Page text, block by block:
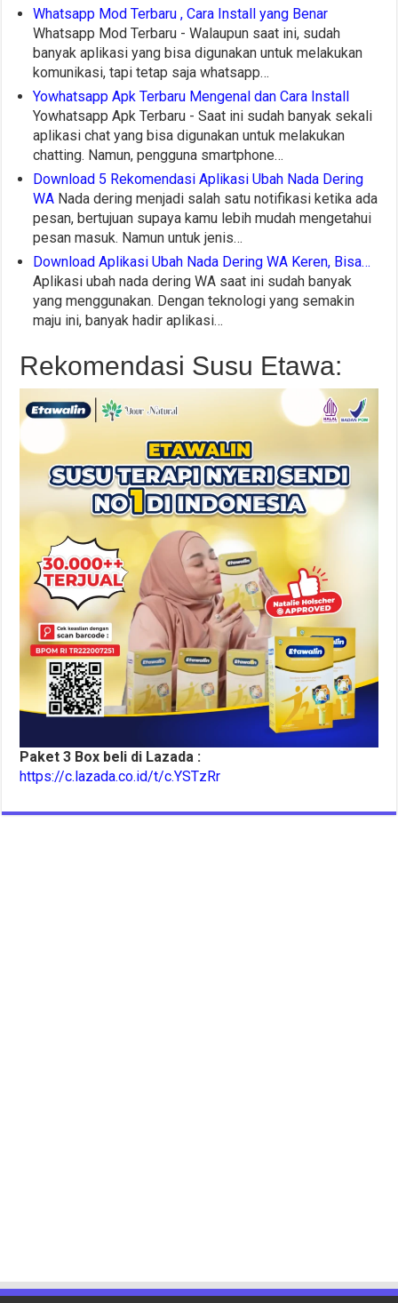
Whatsapp Mod Terbaru , Cara Install yang Benar
Whatsapp Mod Terbaru - Walaupun saat ini, sudah
banyak aplikasi yang bisa digunakan untuk melakukan
komunikasi, tapi tetap saja whatsapp…
Yowhatsapp Apk Terbaru Mengenal dan Cara Install
Yowhatsapp Apk Terbaru - Saat ini sudah banyak sekali
aplikasi chat yang bisa digunakan untuk melakukan
chatting. Namun, pengguna smartphone…
Download 5 Rekomendasi Aplikasi Ubah Nada Dering
WA Nada dering menjadi salah satu notifikasi ketika ada
pesan, bertujuan supaya kamu lebih mudah mengetahui
pesan masuk. Namun untuk jenis…
Download Aplikasi Ubah Nada Dering WA Keren, Bisa…
Aplikasi ubah nada dering WA saat ini sudah banyak
yang menggunakan. Dengan teknologi yang semakin
maju ini, banyak hadir aplikasi…
Rekomendasi Susu Etawa:
Paket 3 Box beli di Lazada :
https://c.lazada.co.id/t/c.YSTzRr